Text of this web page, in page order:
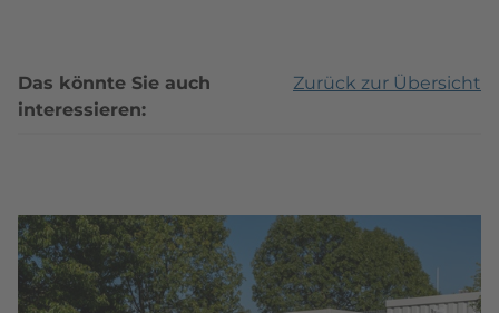
Das könnte Sie auch
interessieren:
Zurück zur Übersicht